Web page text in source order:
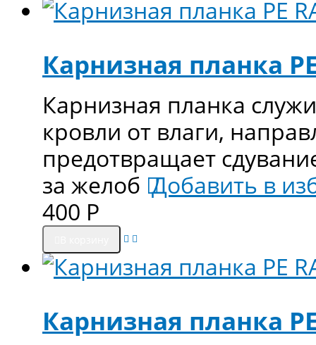
Карнизная планка
Карнизная планка
кровли от влаги,
предотвращает
за желоб Добавить в
400 Р
Карнизная планка